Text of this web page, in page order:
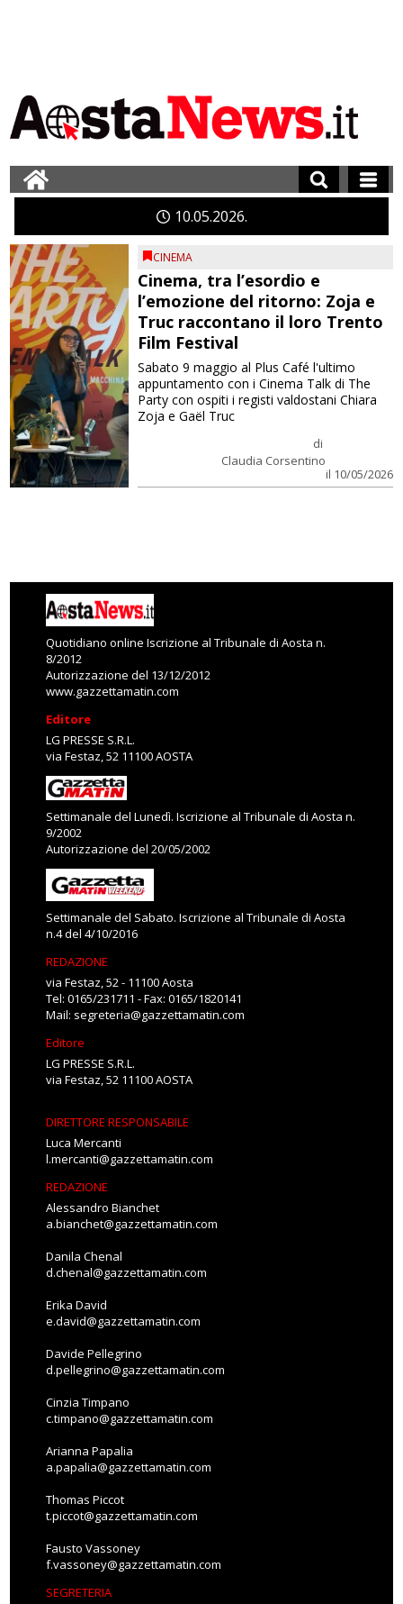
1005 2026
CINEMA
Cinema, tra l’esordio e
l’emozione del ritorno: Zoja e
Truc raccontano il loro Trento
Film Festival
di
Claudia Corsentino
il 10/05/2026
Sabato 9 maggio al Plus Café l'ultimo
appuntamento con i Cinema Talk di The
Party con ospiti i registi valdostani Chiara
Zoja e Gaël Truc
Quotidiano online Iscrizione al Tribunale di Aosta n.
8/2012
Autorizzazione del 13/12/2012
www.gazzettamatin.com
Editore
LG PRESSE S.R.L.
via Festaz, 52 11100 AOSTA
Settimanale del Lunedì. Iscrizione al Tribunale di Aosta n.
9/2002
Autorizzazione del 20/05/2002
Settimanale del Sabato. Iscrizione al Tribunale di Aosta
n.4 del 4/10/2016
REDAZIONE
via Festaz, 52 - 11100 Aosta
Tel: 0165/231711 - Fax: 0165/1820141
Mail: segreteria@gazzettamatin.com
Editore
LG PRESSE S.R.L.
via Festaz, 52 11100 AOSTA
DIRETTORE RESPONSABILE
Luca Mercanti
l.mercanti@gazzettamatin.com
REDAZIONE
Alessandro Bianchet
a.bianchet@gazzettamatin.com
Danila Chenal
d.chenal@gazzettamatin.com
Erika David
e.david@gazzettamatin.com
Davide Pellegrino
d.pellegrino@gazzettamatin.com
Cinzia Timpano
c.timpano@gazzettamatin.com
Arianna Papalia
a.papalia@gazzettamatin.com
Thomas Piccot
t.piccot@gazzettamatin.com
Fausto Vassoney
f.vassoney@gazzettamatin.com
SEGRETERIA